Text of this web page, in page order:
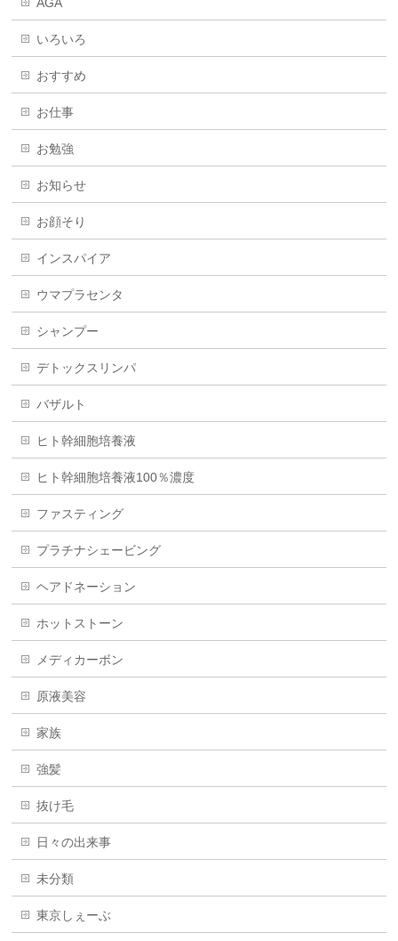
AGA
いろいろ
おすすめ
お仕事
お勉強
お知らせ
お顔そり
インスパイア
ウマプラセンタ
シャンプー
デトックスリンパ
バザルト
ヒト幹細胞培養液
ヒト幹細胞培養液100％濃度
ファスティング
プラチナシェービング
ヘアドネーション
ホットストーン
メディカーボン
原液美容
家族
強髪
抜け毛
日々の出来事
未分類
東京しぇーぶ